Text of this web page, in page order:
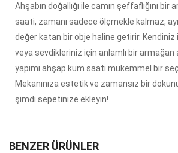
Ahşabın doğallığı ile camın şeffaflığını
saati, zamanı sadece ölçmekle kalmaz,
değer katan bir obje haline getirir.
veya sevdikleriniz için anlamlı bir armağan
yapımı ahşap kum saati mükemmel bir
Mekanınıza estetik ve zamansız bir
şimdi sepetinize ekleyin!
BENZER ÜRÜNLER